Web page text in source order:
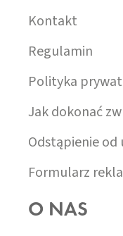
Kontakt
Regulamin
Polityka
Jak dokonać
Odstąpienie od
Formularz
O NAS